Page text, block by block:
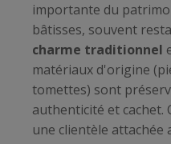
importante du
bâtisses, souvent
charme traditionnel
matériaux d'origine
tomettes) sont
authenticité et cachet.
une clientèle attachée